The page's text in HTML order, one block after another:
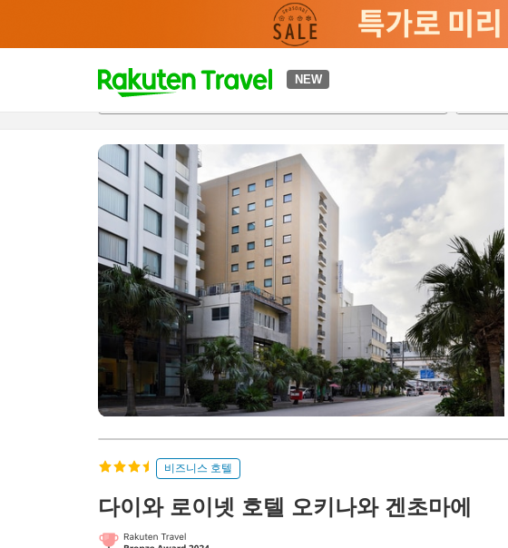
NEW
t
p
a
g
e
_
s
a
r
c
개요객실 & 숙박 상품이용 후기 편의 시설/서비스
비즈니스 호텔
다이와 로이넷 호텔 오키나와 겐초마에